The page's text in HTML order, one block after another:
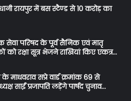
रायपुर में बस स्टैण्ड से 10 करोड़ का
सेवा परिषद के पूर्व सैनिक एवं मातृ
को रक्षा सूत्र भेजने राखियां किए एकत्र…
के माधवराव सप्रे वार्ड क्रमांक 69 से
साईं प्रजापति लड़ेंगे पार्षद चुनाव…